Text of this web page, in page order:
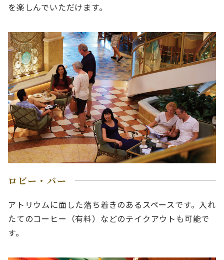
を楽しんでいただけます。
ロビー・バー
アトリウムに面した落ち着きのあるスペースです。入れ
たてのコーヒー（有料）などのテイクアウトも可能で
す。